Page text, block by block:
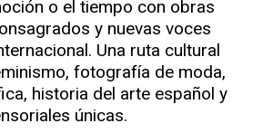
o el tiempo con obras
y nuevas voces
Una ruta cultural
fotografía de moda,
historia del arte español y
únicas.